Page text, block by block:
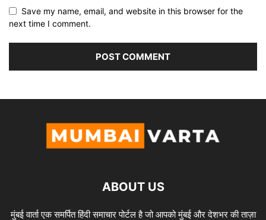
Save my name, email, and website in this browser for the
next time I comment.
ABOUT US
मुंबई वार्ता एक समर्पित हिंदी समाचार पोर्टल है जो आपको मुंबई और देशभर की ताज़ा